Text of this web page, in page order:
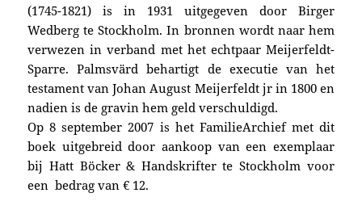
(1745-1821) is in 1931 uitgegeven door Birger
Wedberg te Stockholm. In bronnen wordt naar hem
verwezen in verband met het echtpaar Meijerfeldt-
Sparre. Palmsvärd behartigt de executie van het
testament van Johan August Meijerfeldt jr in 1800 en
nadien is de gravin hem geld verschuldigd.
Op 8 september 2007 is het FamilieArchief met dit
boek uitgebreid door aankoop van een exemplaar
bij Hatt Böcker & Handskrifter te Stockholm voor
een bedrag van € 12.